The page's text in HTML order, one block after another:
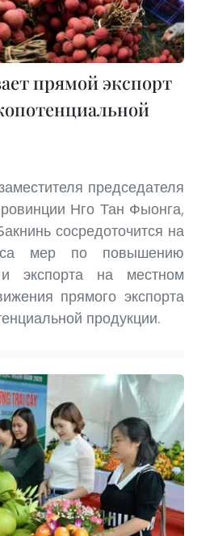
прямой экспорт
председателя
Нго Тан Фыонга,
сосредоточится на
мер по повышению
экспорта на местном
прямого экспорта
продукции.